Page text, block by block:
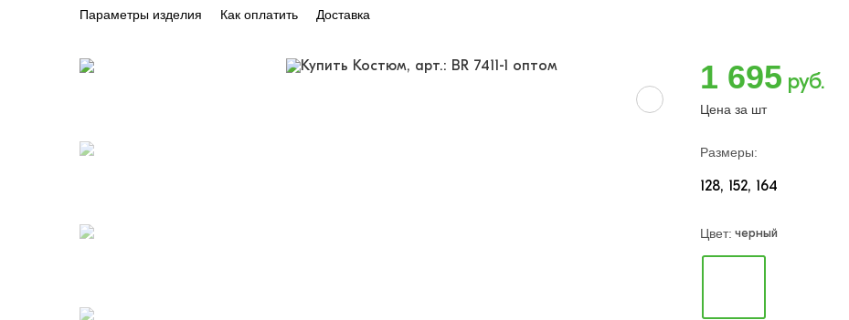
Параметры изделия Как оплатить Доставка
1 695 руб.
Цена за шт
Размеры:
128 152 164
Цвет: черный